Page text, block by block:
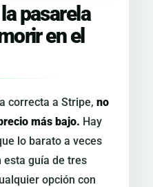
pasarela
en el
correcta a Stripe, no
más bajo. Hay
lo barato a veces
esta guía de tres
opción con